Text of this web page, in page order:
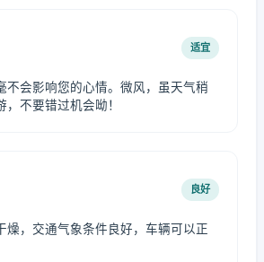
适宜
不会影响您的心情。微风，虽天气稍
不要错过机会呦！
良好
燥，交通气象条件良好，车辆可以正